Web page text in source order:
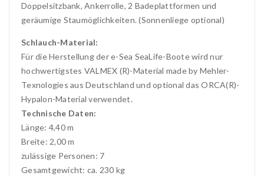
Doppelsitzbank, Ankerrolle, 2 Badeplattformen und
geräumige Staumöglichkeiten. (Sonnenliege optional)
Schlauch-Material:
Für die Herstellung der e-Sea SeaLife-Boote wird nur
hochwertigstes VALMEX (R)-Material made by Mehler-
Texnologies aus Deutschland und optional das ORCA(R)-
Hypalon-Material verwendet.
Technische Daten:
Länge: 4,40 m
Breite: 2,00 m
zulässige Personen: 7
Gesamtgewicht: ca. 230 kg